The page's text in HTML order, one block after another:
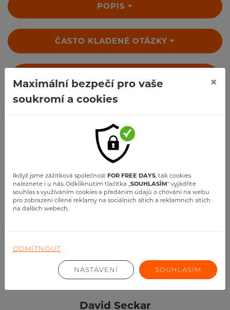
POPIS
ČASTO KLADENÉ OTÁZKY
RECENZE
Kdo s námi letěl
David Seckar
Maximální bezpečí pro vaše
soukromí a cookies
×
Ikdyž jsme zážitková společnost FOR FREE DAYS , tak cookies
naleznete i u nás. Odkliknutím tlačítka ,, SOUHLASÍM" vyjádříte
souhlas s využíváním cookies a předáním údajů o chování na webu
pro zobrazení cílené reklamy na sociálních sítích a reklamních sítích
na dalších webech.
ODMÍTNOUT
NASTAVENÍ SOUHLASÍM